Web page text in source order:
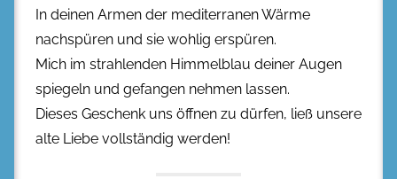
In deinen Armen der mediterranen Wärme
nachspüren und sie wohlig erspüren.
Mich im strahlenden Himmelblau deiner Augen
spiegeln und gefangen nehmen lassen.
Dieses Geschenk uns öffnen zu dürfen, ließ unsere
alte Liebe vollständig werden!